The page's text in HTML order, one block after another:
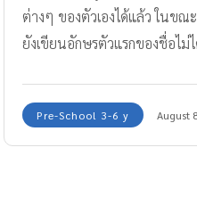
ต่างๆ ของตัวเองได้แล้ว ในขณ
ยังเขียนอักษรตัวแรกของชื่อไ
Pre-School 3-6 y August